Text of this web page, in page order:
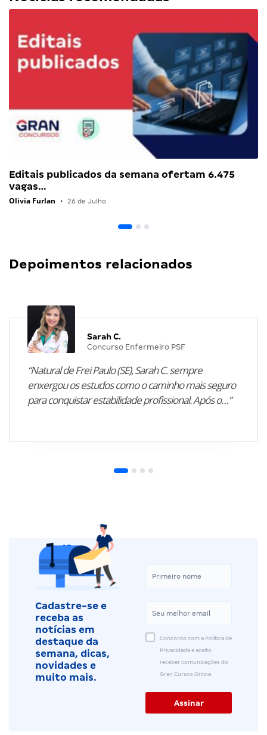
Editais publicados da semana ofertam 6.475
vagas…
Olivia Furlan • 26 de Julho
Depoimentos relacionados
Sarah C.
Concurso Enfermeiro PSF
“Natural de Frei Paulo (SE), Sarah C. sempre
enxergou os estudos como o caminho mais seguro
para conquistar estabilidade profissional. Após o…”
Cadastre-se e
receba as
notícias em
destaque da
semana, dicas,
novidades e
muito mais.
Concordo com a Política de
Privacidade e aceito
receber comunicações do
Gran Cursos Online.